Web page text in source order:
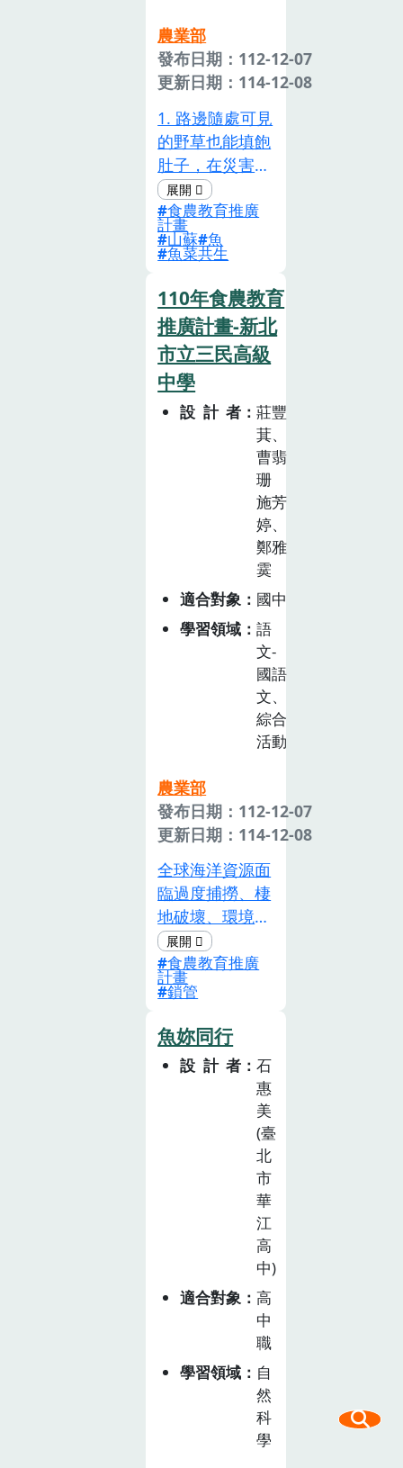
農業部
發布日期：112-12-07
更新日期：114-12-08
1. 路邊隨處可見
的野草也能填飽
肚子，在災害發
生時，大 家都
盡可能往高處逃
跑，山上分布著
許多植物，最常
其一。2. 山蘇是
一種蕨類，又名
鳥巢蕨，外表粗
獷、吃起來口味
豪邁，為原住民
風味餐常見菜色
3. 鳥巢蕨是有效
的空氣清新器，
比其他植物釋放
味，但可以吸收
有害氣 體，對
空氣有一定的凈
化作用。4. 四季
集，碧綠光亮，
株型似鳥巢，而
的室內觀葉植
物。風水學上屬
於 「吉利之
物」，可寓意吉
祥如意、聚財納
福。
食農教育推廣
計畫
山蘇 魚
魚菜共生
110年食農教育
推廣計畫-新北
市立三民高級
中學
設計者
莊豐
萁、
曹翡
珊
施芳
婷、
鄭雅
霙
適合對象
國中
學習領域
語
文-
國語
文、
綜合
活動
農業部
發布日期：112-12-07
更新日期：114-12-08
全球海洋資源面
臨過度捕撈、棲
地破壞、環境汙
染等危機，若人
們 不改變飲食
習慣與捕獲方
果。此外，剝奪
漁工權益的新
聞頻傳，讓鮮美
的海鮮也被冠上
名。台灣四面環
海，更是 世界
的漁業大國，這
些議題都與我們
切身相關，除了
政府應該積極進
行 管理外，消
費者的行動更可
者，進而扭轉未
來的關鍵力
量。 本課程帶
領學生藉由在地
重要漁產品－鎖
食農教育推廣
計畫
鎖管
魚妳同行
設計者
石
惠
美
(臺
北
市
華
江
高
中)
適合對象
高
中
職
學習領域
自
然
科
學